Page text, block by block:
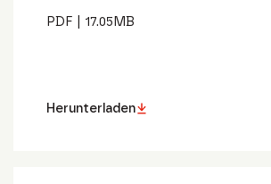
PDF 17.05MB
Herunterladen